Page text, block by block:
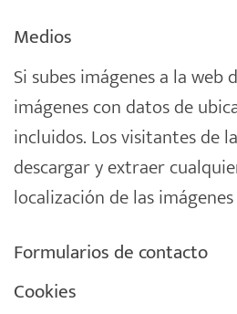
Medios
Si subes imágenes a la
imágenes con datos de
incluidos. Los visitantes de
descargar y extraer
localización de las
Formularios de contacto
Cookies